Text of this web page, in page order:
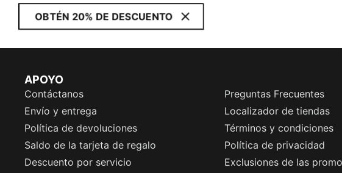
OBTÉN 20% DE DESCUENTO
APOYO
Contáctanos
Preguntas Frecuentes
Envío y entrega
Localizador de tiendas
Política de devoluciones
Términos y condiciones
Saldo de la tarjeta de regalo
Política de privacidad
Descuento por servicio
Exclusiones de las